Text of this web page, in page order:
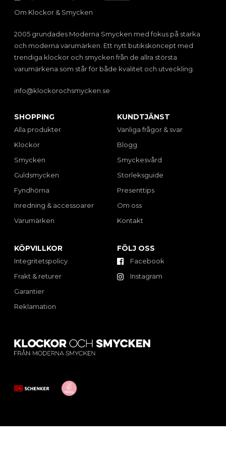
Om Klockor & Smycken
2005 grundades Moderna Smycken med fokus på starka
och moderna varumärken. Ett nytt butikskoncept med
trendiga klockor och smycken från de allra största
varumärkena som står för både kvalitet och utveckling.
info@klockorochsmycken.se
SHOPPING
Alla produkter
Klockor
Smycken
Guldsmycken
Fyndhörna
Inredning & accessoarer
Varumärken
KUNDTJÄNST
Vanliga frågor & svar
Blogg
Smyckesvård
Storleksguide
Presenttips
Om oss
Kontakt
KÖPVILLKOR
Integritetspolicy
Frakt & returer
Garantier
Reklamation
FÖLJ OSS
Facebook
Instagram